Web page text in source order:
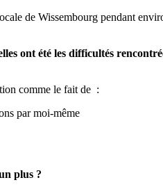
de Wissembourg pendant
ont été les difficultés
comme le fait de :
par moi-même
plus ?